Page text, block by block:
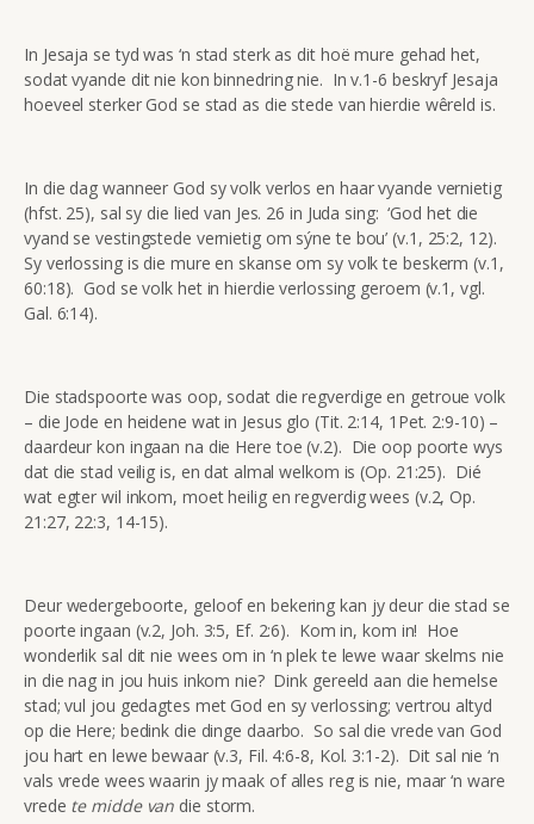
In Jesaja se tyd was ‘n stad sterk as dit hoë mure gehad het,
sodat vyande dit nie kon binnedring nie. In v.1-6 beskryf Jesaja
hoeveel sterker God se stad as die stede van hierdie wêreld is.
In die dag wanneer God sy volk verlos en haar vyande vernietig
(hfst. 25), sal sy die lied van Jes. 26 in Juda sing: ‘God het die
vyand se vestingstede vernietig om sýne te bou’ (v.1, 25:2, 12).
Sy verlossing is die mure en skanse om sy volk te beskerm (v.1,
60:18). God se volk het in hierdie verlossing geroem (v.1, vgl.
Gal. 6:14).
Die stadspoorte was oop, sodat die regverdige en getroue volk
– die Jode en heidene wat in Jesus glo (Tit. 2:14, 1Pet. 2:9-10) –
daardeur kon ingaan na die Here toe (v.2). Die oop poorte wys
dat die stad veilig is, en dat almal welkom is (Op. 21:25). Dié
wat egter wil inkom, moet heilig en regverdig wees (v.2, Op.
21:27, 22:3, 14-15).
Deur wedergeboorte, geloof en bekering kan jy deur die stad se
poorte ingaan (v.2, Joh. 3:5, Ef. 2:6). Kom in, kom in! Hoe
wonderlik sal dit nie wees om in ‘n plek te lewe waar skelms nie
in die nag in jou huis inkom nie? Dink gereeld aan die hemelse
stad; vul jou gedagtes met God en sy verlossing; vertrou altyd
op die Here; bedink die dinge daarbo. So sal die vrede van God
jou hart en lewe bewaar (v.3, Fil. 4:6-8, Kol. 3:1-2). Dit sal nie ‘n
vals vrede wees waarin jy maak of alles reg is nie, maar ‘n ware
vrede te midde van die storm.